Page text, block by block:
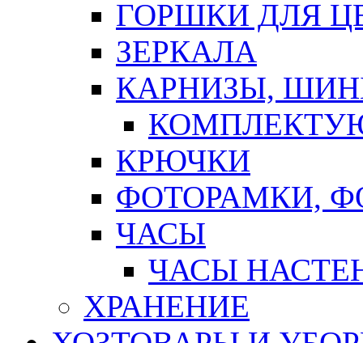
ГОРШКИ ДЛЯ
ЗЕРКАЛА
КАРНИЗЫ,
КРЮЧКИ
ФОТОРАМКИ,
ЧАСЫ
ЧАСЫ
ХРАНЕНИЕ